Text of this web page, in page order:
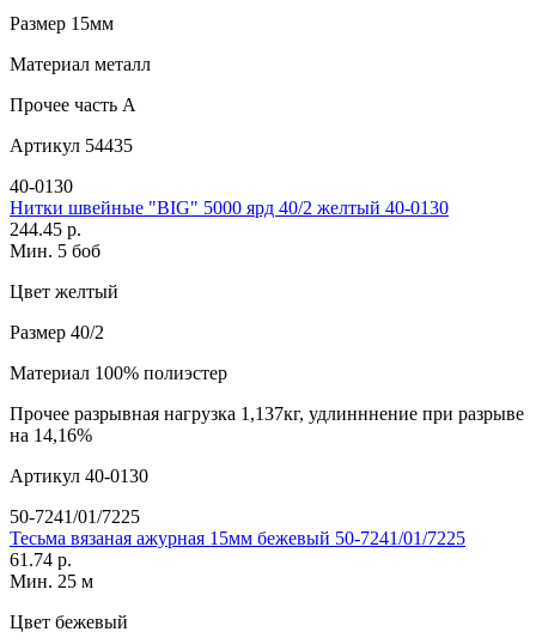
Размер 15мм
Материал металл
Прочее часть A
Артикул 54435
40-0130
Нитки швейные "BIG" 5000 ярд 40/2 желтый 40-0130
244.45 р.
Мин. 5 боб
Цвет желтый
Размер 40/2
Материал 100% полиэстер
Прочее разрывная нагрузка 1,137кг, удлинннение при разрыве
на 14,16%
Артикул 40-0130
50-7241/01/7225
Тесьма вязаная ажурная 15мм бежевый 50-7241/01/7225
61.74 р.
Мин. 25 м
Цвет бежевый